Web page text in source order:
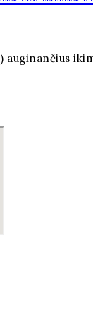
auginančius